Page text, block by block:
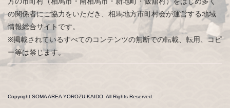
の関係者にご協力をいただき、相馬地方市町村会が運営する地域
情報総合サイトです。
※掲載されているすべてのコンテンツの無断での転載、転用、コピ
ー等は禁じます。
Copyright SOMA AREA YOROZU-KAIDO. All Rights Reserved.